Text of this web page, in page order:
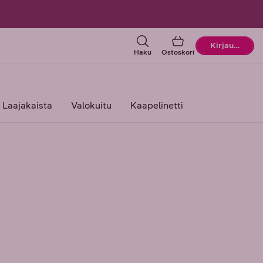
Haku Ostoskori
OstoskoriKirjaudu
Laajakaista Valokuitu Kaapelinetti